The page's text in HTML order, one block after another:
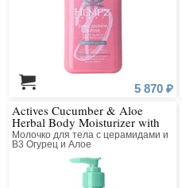
5 870 ₽
Actives Cucumber & Aloe
Herbal Body Moisturizer with
Ceramides + B3
Молочко для тела с церамидами и
В3 Огурец и Алое